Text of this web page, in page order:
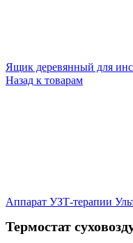
Ящик деревянный для
Назад к товарам
Аппарат УЗТ-терапии
Термостат